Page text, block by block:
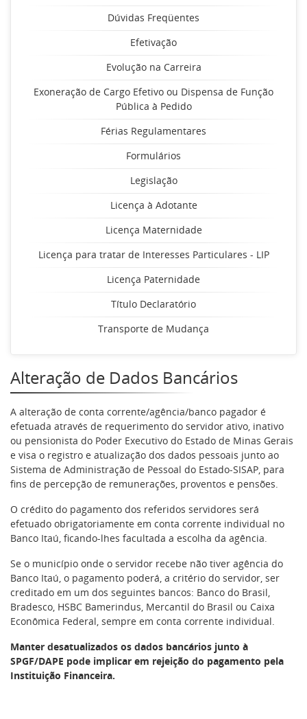
Dúvidas Freqüentes
Efetivação
Evolução na Carreira
Exoneração de Cargo Efetivo ou Dispensa de Função
Pública à Pedido
Férias Regulamentares
Formulários
Legislação
Licença à Adotante
Licença Maternidade
Licença para tratar de Interesses Particulares - LIP
Licença Paternidade
Título Declaratório
Transporte de Mudança
Alteração de Dados Bancários
A alteração de conta corrente/agência/banco pagador é
efetuada através de requerimento do servidor ativo, inativo
ou pensionista do Poder Executivo do Estado de Minas Gerais
e visa o registro e atualização dos dados pessoais junto ao
Sistema de Administração de Pessoal do Estado-SISAP, para
fins de percepção de remunerações, proventos e pensões.
O crédito do pagamento dos referidos servidores será
efetuado obrigatoriamente em conta corrente individual no
Banco Itaú, ficando-lhes facultada a escolha da agência.
Se o município onde o servidor recebe não tiver agência do
Banco Itaú, o pagamento poderá, a critério do servidor, ser
creditado em um dos seguintes bancos: Banco do Brasil,
Bradesco, HSBC Bamerindus, Mercantil do Brasil ou Caixa
Econômica Federal, sempre em conta corrente individual.
Manter desatualizados os dados bancários junto à
SPGF/DAPE pode implicar em rejeição do pagamento pela
Instituição Financeira.